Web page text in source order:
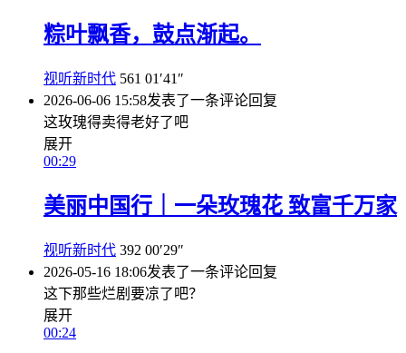
粽叶飘香，鼓点渐起。
视听新时代 561 01′41″
2026-06-06 15:58发表了一条评论回复
这玫瑰得卖得老好了吧
展开
00:29
美丽中国行｜一朵玫瑰花 致富千万家
视听新时代 392 00′29″
2026-05-16 18:06发表了一条评论回复
这下那些烂剧要凉了吧？
展开
00:24